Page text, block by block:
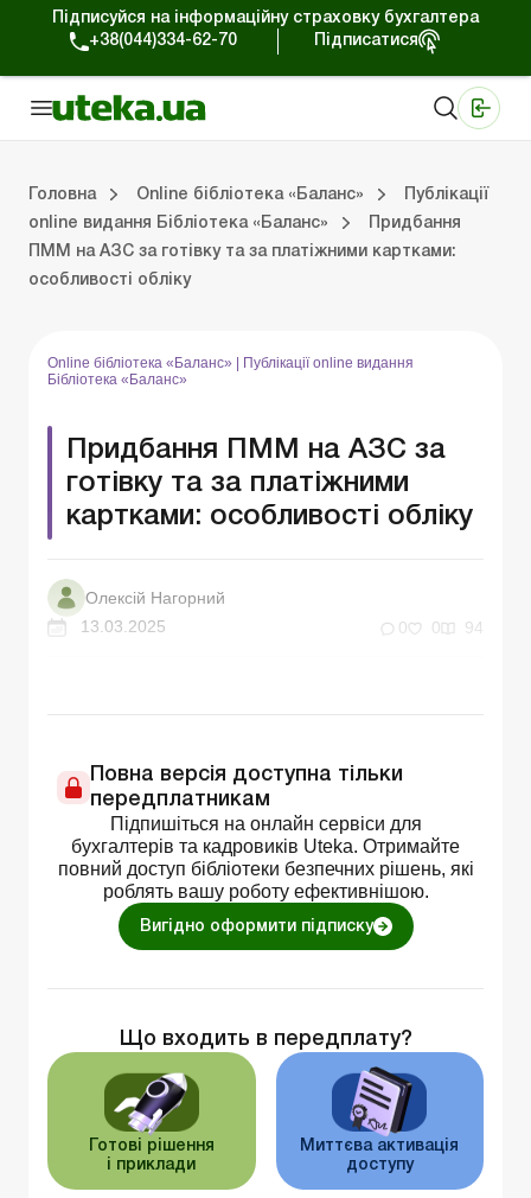
Підписуйся на інформаційну страховку бухгалтера
+38(044)334-62-70
Підписатися
Головна Online бібліотека «Баланс»
Публікації
online видання Бібліотека «Баланс»
Придбання
ПММ на АЗС за готівку та за платіжними картками:
особливості обліку
Online бібліотека «Баланс»
Публікації online видання
Бібліотека «Баланс»
Придбання ПММ на АЗС за
готівку та за платіжними
картками: особливості обліку
Олексій Нагорний
13.03.2025
0 0 94
Повна версія доступна тільки
передплатникам
Підпишіться на онлайн сервіси для
бухгалтерів та кадровиків Uteka. Отримайте
повний доступ бібліотеки безпечних рішень, які
роблять вашу роботу ефективнішою.
Вигідно оформити підписку
Що входить в передплату?
Готові рішення
і приклади
Миттєва активація
доступу